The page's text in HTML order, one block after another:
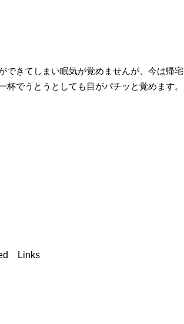
できてしまい眠気が覚めませんが、今は帰宅
でうとうとしても目がパチッと覚めます。
Links